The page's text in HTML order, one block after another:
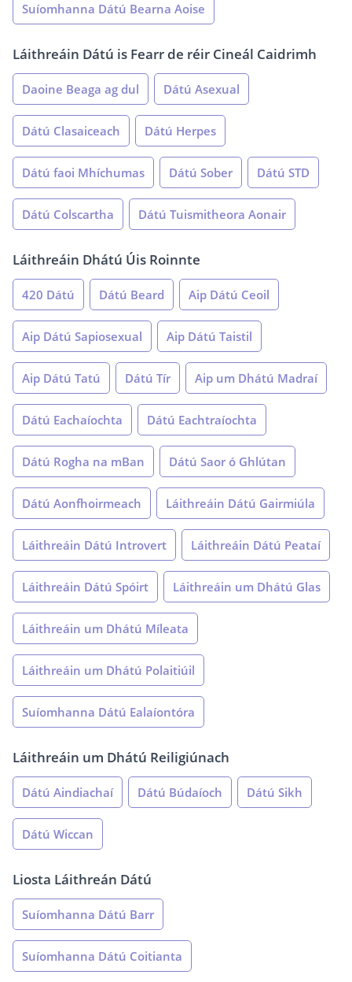
Suíomhanna Dátú Bearna Aoise
Láithreáin Dátú is Fearr de réir Cineál Caidrimh
Daoine Beaga ag dul Dátú Asexual
Dátú Clasaiceach Dátú Herpes
Dátú faoi Mhíchumas Dátú Sober Dátú STD
Dátú Colscartha Dátú Tuismitheora Aonair
Láithreáin Dhátú Úis Roinnte
420 Dátú Dátú Beard Aip Dátú Ceoil
Aip Dátú Sapiosexual Aip Dátú Taistil
Aip Dátú Tatú Dátú Tír Aip um Dhátú Madraí
Dátú Eachaíochta Dátú Eachtraíochta
Dátú Rogha na mBan Dátú Saor ó Ghlútan
Dátú Aonfhoirmeach Láithreáin Dátú Gairmiúla
Láithreáin Dátú Introvert Láithreáin Dátú Peataí
Láithreáin Dátú Spóirt Láithreáin um Dhátú Glas
Láithreáin um Dhátú Míleata
Láithreáin um Dhátú Polaitiúil
Suíomhanna Dátú Ealaíontóra
Láithreáin um Dhátú Reiligiúnach
Dátú Aindiachaí Dátú Búdaíoch Dátú Sikh
Dátú Wiccan
Liosta Láithreán Dátú
Suíomhanna Dátú Barr
Suíomhanna Dátú Coitianta